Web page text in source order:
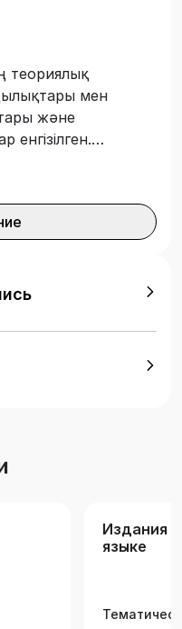
теориялық
мен
және
жұмыстарын
Оқулықта
іс»,
Издания
языке